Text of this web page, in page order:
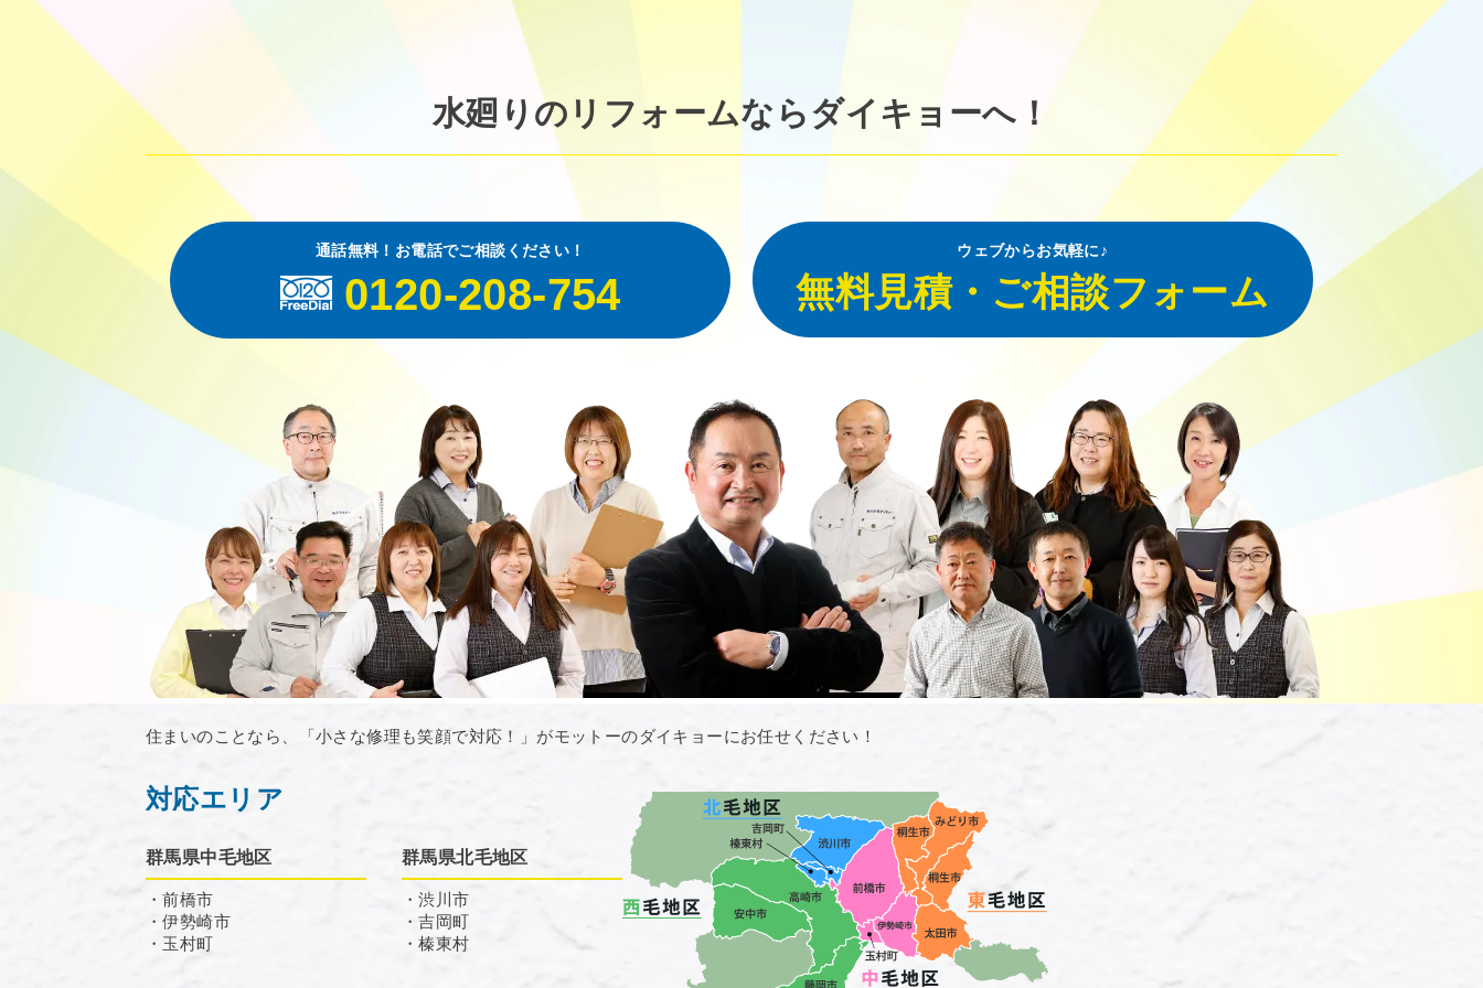
水廻りのリフォームならダイキョーへ！
通話無料！お電話でご相談ください！
0120-208-754
ウェブからお気軽に♪
無料見積・ご相談フォーム
住まいのことなら、「小さな修理も笑顔で対応！」がモットーのダイキョーにお任せください！
対応エリア
群馬県中毛地区
・前橋市
・伊勢崎市
・玉村町
群馬県北毛地区
・渋川市
・吉岡町
・榛東村